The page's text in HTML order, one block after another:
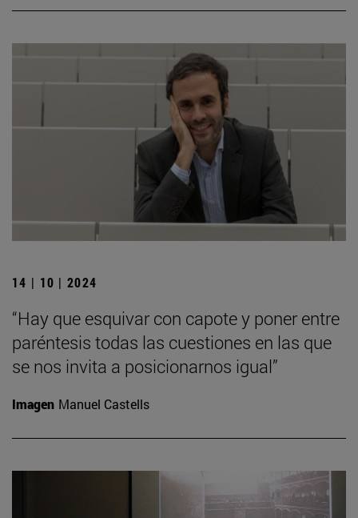
14 | 10 | 2024
“Hay que esquivar con capote y poner entre
paréntesis todas las cuestiones en las que
se nos invita a posicionarnos igual”
Imagen Manuel Castells